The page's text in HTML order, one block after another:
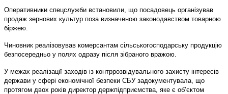
Оперативники спецслужби встановили, що посадовець організував
продаж зернових культур поза визначеною законодавством товарною
біржею.
Чиновник реалізовував комерсантам сільськогосподарську продукцію
безпосередньо у полях одразу після зібраного вражою.
У межах реалізації заходів із контррозвідувального захисту інтересів
держави у сфері економічної безпеки СБУ задокументувала, що
протягом двох років директор держпідприємства, яке є об’єктом